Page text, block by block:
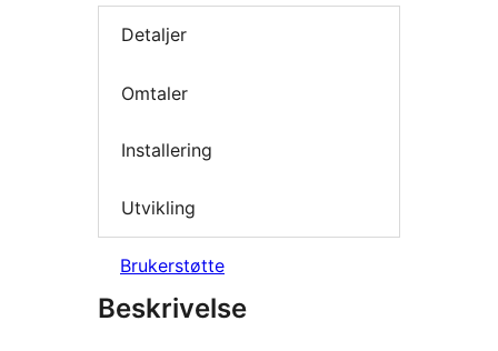
Detaljer
Omtaler
Installering
Utvikling
Brukerstøtte
Beskrivelse